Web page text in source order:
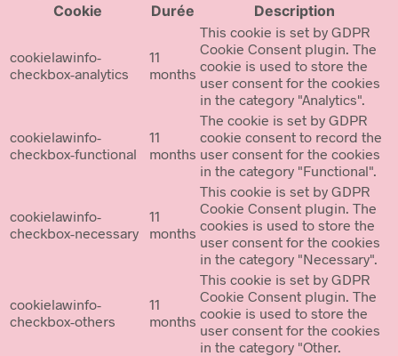
Cookie Durée Description
cookielawinfo-
checkbox-analytics
11
months
This cookie is set by GDPR
Cookie Consent plugin. The
cookie is used to store the
user consent for the cookies
in the category "Analytics".
cookielawinfo-
checkbox-functional
11
months
The cookie is set by GDPR
cookie consent to record the
user consent for the cookies
in the category "Functional".
cookielawinfo-
checkbox-necessary
11
months
This cookie is set by GDPR
Cookie Consent plugin. The
cookies is used to store the
user consent for the cookies
in the category "Necessary".
cookielawinfo-
checkbox-others
11
months
This cookie is set by GDPR
Cookie Consent plugin. The
cookie is used to store the
user consent for the cookies
in the category "Other.